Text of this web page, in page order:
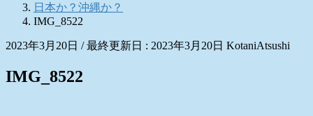
日本か？沖縄か？
IMG_8522
2023年3月20日 / 最終更新日 : 2023年3月20日 KotaniAtsushi
IMG_8522